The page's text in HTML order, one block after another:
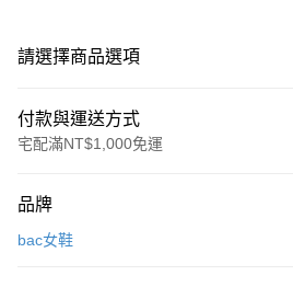
請選擇商品選項
付款與運送方式
宅配滿NT$1,000免運
信用卡一次付款
品牌
bac女鞋